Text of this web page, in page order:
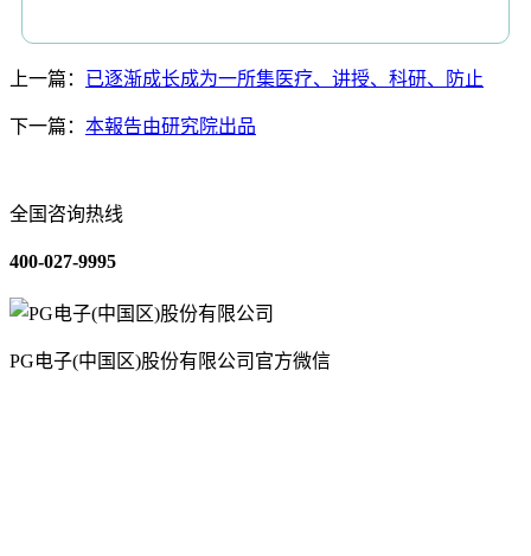
上一篇： 已逐渐成长成为一所集医疗、讲授、科研、防止
下一篇： 本報告由研究院出品
全国咨询热线
400-027-9995
PG电子(中国区)股份有限公司官方微信